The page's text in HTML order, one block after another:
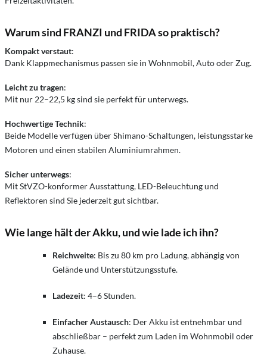
Warum sind FRANZI und FRIDA so praktisch?
Kompakt verstaut:
Dank Klappmechanismus passen sie in Wohnmobil, Auto oder Zug.
Leicht zu tragen:
Mit nur 22–22,5 kg sind sie perfekt für unterwegs.
Hochwertige Technik:
Beide Modelle verfügen über Shimano-Schaltungen, leistungsstarke
Motoren und einen stabilen Aluminiumrahmen.
Sicher unterwegs:
Mit StVZO-konformer Ausstattung, LED-Beleuchtung und
Reflektoren sind Sie jederzeit gut sichtbar.
Wie lange hält der Akku, und wie lade ich ihn?
Reichweite: Bis zu 80 km pro Ladung, abhängig von
Gelände und Unterstützungsstufe.
Ladezeit: 4–6 Stunden.
Einfacher Austausch: Der Akku ist entnehmbar und
abschließbar – perfekt zum Laden im Wohnmobil oder
Zuhause.